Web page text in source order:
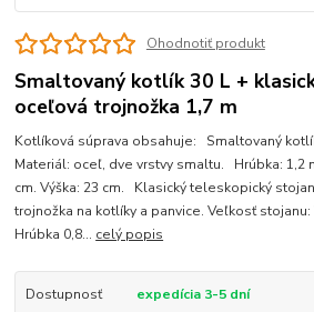
Ohodnotiť produkt
Smaltovaný kotlík 30 L +
oceľová trojnožka 1,7 m
Kotlíková súprava obsahuje: Smaltovaný
Materiál: oceľ, dve vrstvy smaltu. Hrúbka: 1,2
cm. Výška: 23 cm. Klasický teleskopický
trojnožka na kotlíky a panvice. Veľkosť stojanu:
Hrúbka 0,8... celý popis
Dostupnosť expedícia 3-5 dní